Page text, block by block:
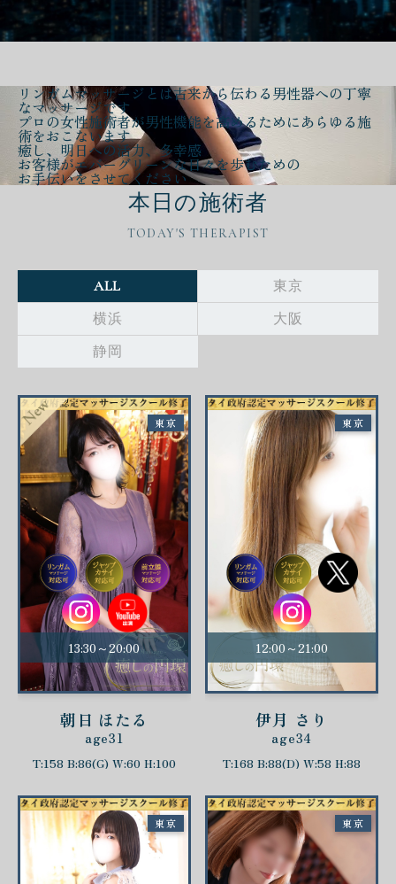
リンガムマッサージとは古来から伝わる男性器への丁寧
なマッサージです
プロの女性施術者が男性機能を高める ためにあらゆる施
術をおこないます
癒し、明日への活力、多幸感
お客様がエバーグリーンな日々を歩むための
お手伝いをさせてください
本日の施術者
TODAY'S THERAPIST
ALL
東京
横浜
大阪
静岡
13:30～20:00
朝日 ほたる
age31
T:158 B:86(G) W:60 H:100
東京
12:00～21:00
伊月 さり
age34
T:168 B:88(D) W:58 H:88
東京
東京 東京